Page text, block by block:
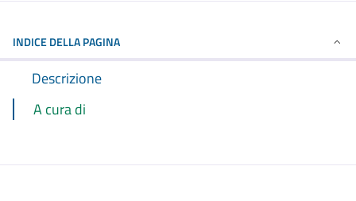
INDICE DELLA PAGINA
Descrizione
A cura di